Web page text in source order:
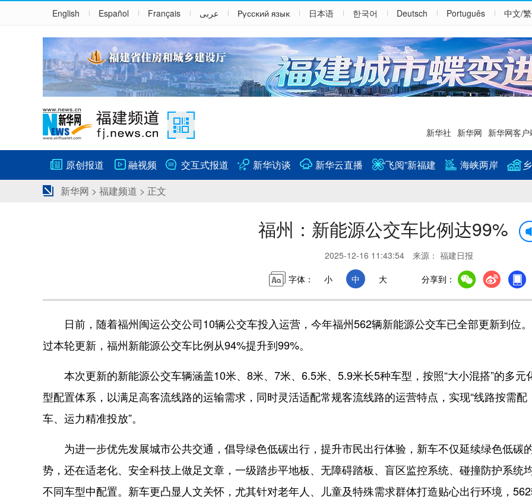
English Español Français عربى Русский язык 日本语 한국어 Deutsch Português 中文/
新华社 新华网 新华网客户
原创报道 融视频 交互式报道 新华访谈 新华云直播 “飞阅”新福建 海峡两岸
新华网 > 福建频道 > 正文
福州：新能源公交车比例达99%
2025-12-16 11:43:54 来源： 福建日报
字体：
小 中 大 分享到：
日前，随着福州闽运公交公司10辆公交车投入运营，今年福州562辆新能源公交车已全部更新到位
过本轮更新，福州新能源公交车比例从94%提升到99%。
本次更新的新能源公交车辆涵盖10米、8米、7米、6.5米、5.9米长5种车型，按照“大小混搭”的多元
型配置体系，以满足高客流线路的运输需求，同时灵活适配常规客流线路的运营特点，实现“线路按需配
车、运力精准投放”。
为进一步优先发展城市公共交通，倡导绿色低碳出行，提升市民出行体验，新车不仅延续绿色低碳
势，还在适老化、安全科技上做足文章，一级踏步平地板、无障碍踏板、盲区监控系统、碰撞防护系统
不同车型中配置。新车更凸显人文关怀，尤其针对老年人、儿童及特殊需求群体打造贴心出行环境，